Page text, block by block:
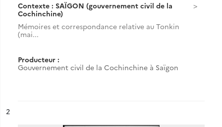
Contexte : SAÏGON (gouvernement civil de la
Cochinchine)
Mémoires et correspondance relative au Tonkin
(mai...
Producteur :
Gouvernement civil de la Cochinchine à Saïgon
n°
2